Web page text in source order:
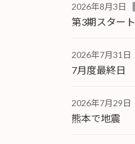
2026年8月3日
第3期スタート
2026年7月31日
7月度最終日
2026年7月29日
熊本で地震